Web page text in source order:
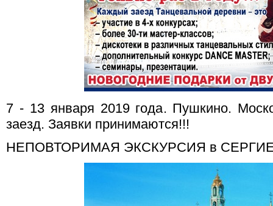
7 - 13 января 2019 года. Пушкино.
заезд. Заявки принимаются!!!
НЕПОВТОРИМАЯ ЭКСКУРСИЯ в